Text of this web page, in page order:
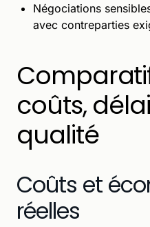
Négociations
avec contreparties
coûts,
qualité
Coûts et
réelles